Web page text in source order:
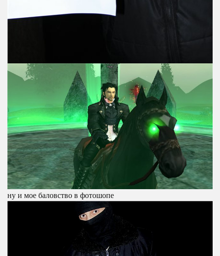
ну и мое баловство в фотошопе